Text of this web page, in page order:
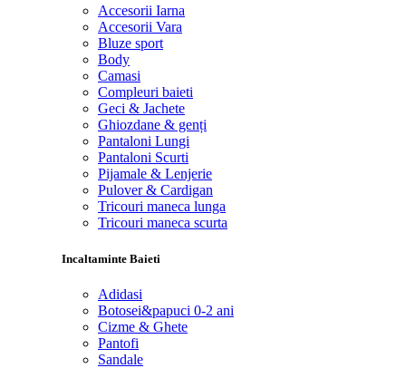
Accesorii Iarna
Accesorii Vara
Bluze sport
Body
Camasi
Compleuri baieti
Geci & Jachete
Ghiozdane & genți
Pantaloni Lungi
Pantaloni Scurti
Pijamale & Lenjerie
Pulover & Cardigan
Tricouri maneca lunga
Tricouri maneca scurta
Incaltaminte Baieti
Adidasi
Botosei&papuci 0-2 ani
Cizme & Ghete
Pantofi
Sandale